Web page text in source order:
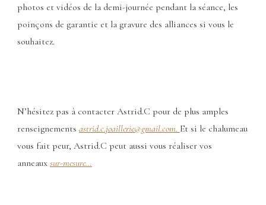
photos et vidéos de la demi-journée pendant la séance, les
poinçons de garantie et la gravure des alliances si vous le
souhaitez.
N’hésitez pas à contacter Astrid.C pour de plus amples
renseignements astrid.c.joaillerie@gmail.com. Et si le chalumeau
vous fait peur, Astrid.C peut aussi vous réaliser vos
anneaux sur-mesure…